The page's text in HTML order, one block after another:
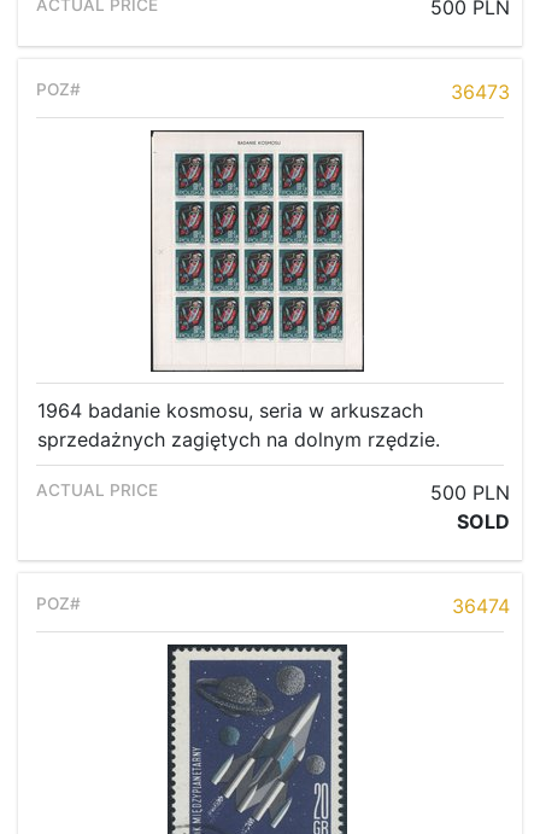
500 PLN
36473
1964 badanie kosmosu, seria w arkuszach
sprzedażnych zagiętych na dolnym rzędzie.
500 PLN
SOLD
36474